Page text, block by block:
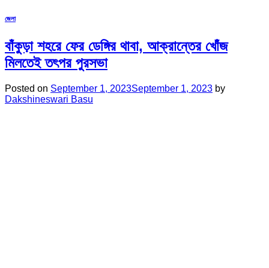
জেলা
বাঁকুড়া শহরে ফের ডেঙ্গির থাবা, আক্রান্তের খোঁজ
মিলতেই তৎপর পুরসভা
Posted on September 1, 2023September 1, 2023 by
Dakshineswari Basu